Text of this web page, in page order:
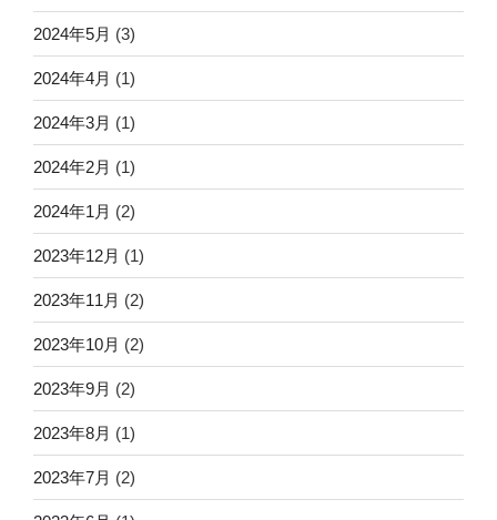
2024年5月 (3)
2024年4月 (1)
2024年3月 (1)
2024年2月 (1)
2024年1月 (2)
2023年12月 (1)
2023年11月 (2)
2023年10月 (2)
2023年9月 (2)
2023年8月 (1)
2023年7月 (2)